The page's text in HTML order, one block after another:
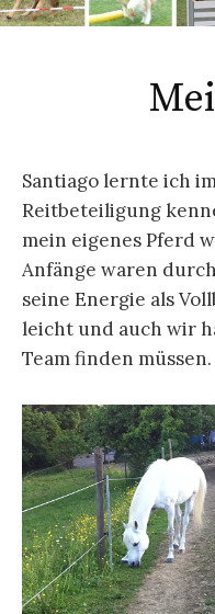
Santiago lernte ich
Reitbeteiligung
mein eigenes Pferd
Anfänge waren
seine Energie als
leicht und auch wir
Team finden müssen.